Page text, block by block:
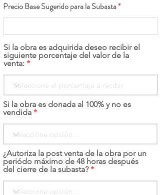
Precio Base Sugerido para la Subasta
Si la obra es adquirida deseo recibir el
siguiente porcentaje del valor de la
venta:
Si la obra es donada al 100% y no es
vendida
¿Autoriza la post venta de la obra por un
periódo máximo de 48 horas después
del cierre de la subasta?